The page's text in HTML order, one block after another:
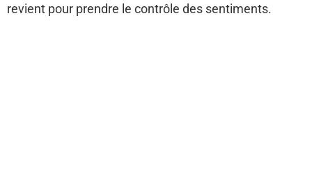
revient pour prendre le contrôle des sentiments.